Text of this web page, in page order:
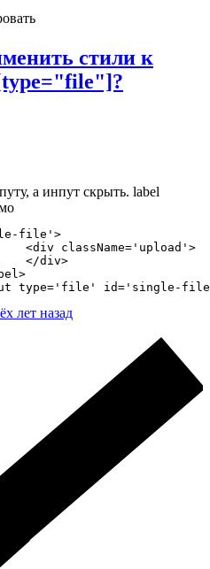
стили к
а инпут скрыть. label
file'>
<div className='upload'>
</div>
type='file' id='single-
лет назад